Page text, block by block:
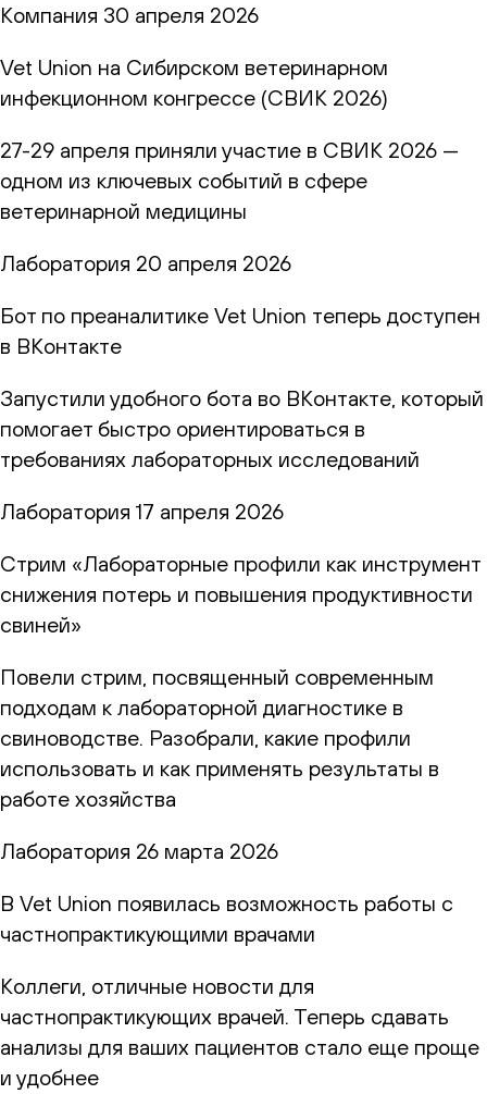
Компания 30 апреля 2026
Vet Union на Сибирском ветеринарном
инфекционном конгрессе (СВИК 2026)
27-29 апреля приняли участие в СВИК 2026 —
одном из ключевых событий в сфере
ветеринарной медицины
Лаборатория 20 апреля 2026
Бот по преаналитике Vet Union теперь доступен
в ВКонтакте
Запустили удобного бота во ВКонтакте, который
помогает быстро ориентироваться в
требованиях лабораторных исследований
Лаборатория 17 апреля 2026
Стрим «Лабораторные профили как инструмент
снижения потерь и повышения продуктивности
свиней»
Повели стрим, посвященный современным
подходам к лабораторной диагностике в
свиноводстве. Разобрали, какие профили
использовать и как применять результаты в
работе хозяйства
Лаборатория 26 марта 2026
В Vet Union появилась возможность работы с
частнопрактикующими врачами
Коллеги, отличные новости для
частнопрактикующих врачей. Теперь сдавать
анализы для ваших пациентов стало еще проще
и удобнее